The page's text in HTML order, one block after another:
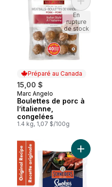
à la Dinde Saveur
Préparé au Canada
15,00 $
Préparé au Canada
Marc Angelo
Boulettes de porc à
l’italienne,
congelées
1.4 kg, 1,07 $/100g
Ajouter
En
rupture
de stock
Saucisse de porc miel et ail au
Ajouter